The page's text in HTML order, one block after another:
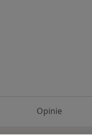
Opinie